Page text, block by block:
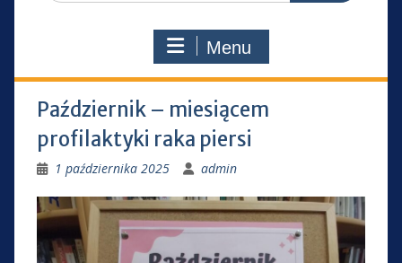
Menu
Październik – miesiącem
profilaktyki raka piersi
1 października 2025 admin